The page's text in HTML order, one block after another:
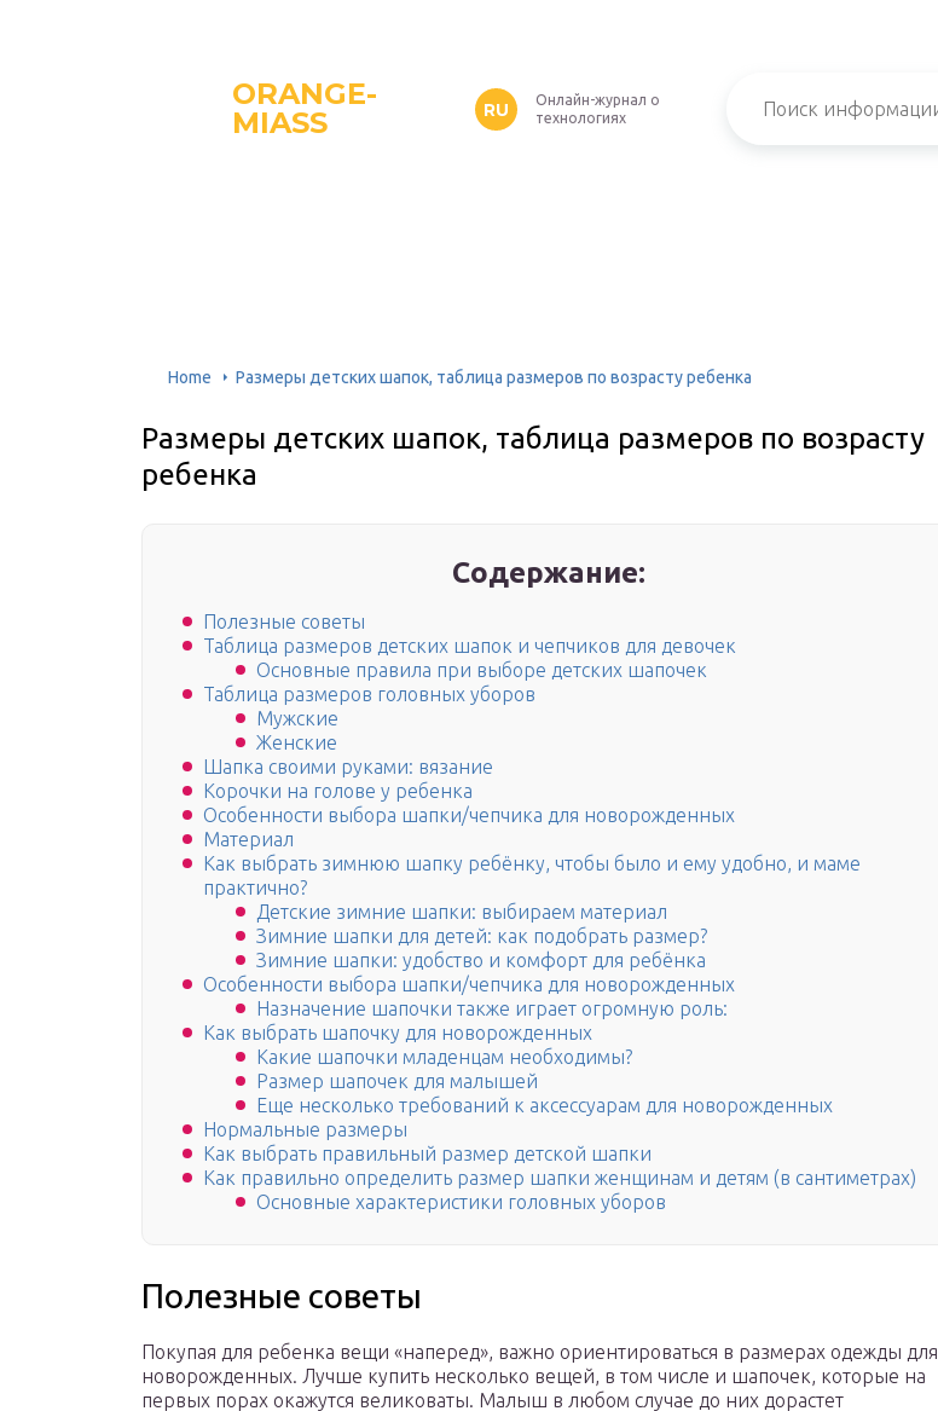
ORANGE-
MIASS
RU
Онлайн-журнал о
технологиях
Home Размеры детских шапок, таблица размеров по возрасту ребенка
Размеры детских шапок, таблица размеров по возрасту
ребенка
Содержание:
Полезные советы
Таблица размеров детских шапок и чепчиков для девочек
Основные правила при выборе детских шапочек
Таблица размеров головных уборов
Мужские
Женские
Шапка своими руками: вязание
Корочки на голове у ребенка
Особенности выбора шапки/чепчика для новорожденных
Материал
Как выбрать зимнюю шапку ребёнку, чтобы было и ему удобно, и маме
практично?
Детские зимние шапки: выбираем материал
Зимние шапки для детей: как подобрать размер?
Зимние шапки: удобство и комфорт для ребёнка
Особенности выбора шапки/чепчика для новорожденных
Назначение шапочки также играет огромную роль:
Как выбрать шапочку для новорожденных
Какие шапочки младенцам необходимы?
Размер шапочек для малышей
Еще несколько требований к аксессуарам для новорожденных
Нормальные размеры
Как выбрать правильный размер детской шапки
Как правильно определить размер шапки женщинам и детям (в сантиметрах)
Основные характеристики головных уборов
Полезные советы
Покупая для ребенка вещи «наперед», важно ориентироваться в размерах одежды для
новорожденных. Лучше купить несколько вещей, в том числе и шапочек, которые на
первых порах окажутся великоваты. Малыш в любом случае до них дорастет